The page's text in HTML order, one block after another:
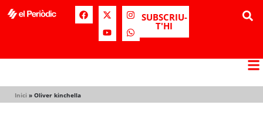
SUBSCRIU-
T'HI
Inici » Oliver kinchella